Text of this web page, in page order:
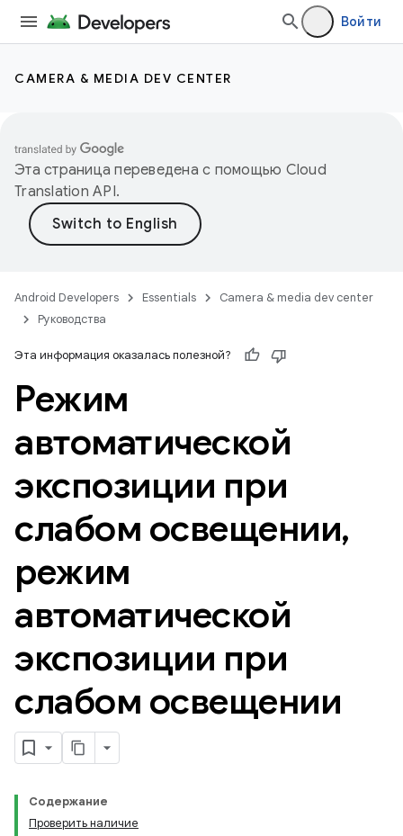
Войти
CAMERA & MEDIA DEV CENTER
Эта страница переведена с помощью Cloud
Translation API.
Android Developers Essentials
Camera & media dev center
Руководства
Эта информация оказалась полезной?
Режим
автоматической
экспозиции при
слабом освещении,
режим
автоматической
экспозиции при
слабом освещении
Содержание
Проверить наличие